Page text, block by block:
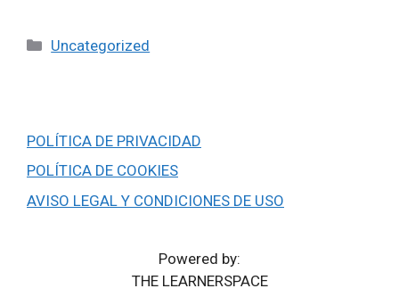
Categorías
Uncategorized
POLÍTICA DE PRIVACIDAD
POLÍTICA DE COOKIES
AVISO LEGAL Y CONDICIONES DE USO
Powered by:
THE LEARNERSPACE